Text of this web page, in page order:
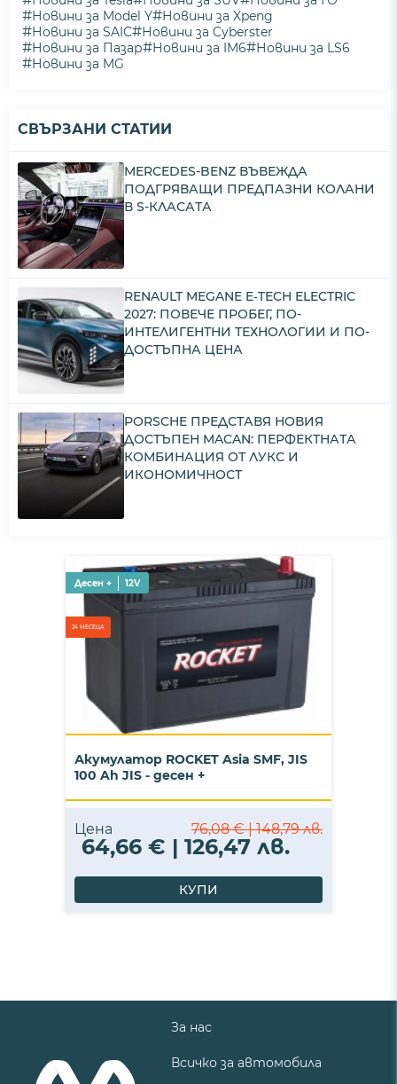
#Новини за Model Y#Новини за Xpeng
#Новини за SAIC#Новини за Cyberster
#Новини за Пазар#Новини за IM6#Новини за LS6
#Новини за MG
СВЪРЗАНИ СТАТИИ
MERCEDES-BENZ ВЪВЕЖДА
ПОДГРЯВАЩИ ПРЕДПАЗНИ КОЛАНИ
В S-КЛАСАТА
RENAULT MEGANE E‑TECH ELECTRIC
2027: ПОВЕЧЕ ПРОБЕГ, ПО-
ИНТЕЛИГЕНТНИ ТЕХНОЛОГИИ И ПО-
ДОСТЪПНА ЦЕНА
PORSCHE ПРЕДСТАВЯ НОВИЯ
ДОСТЪПЕН MACAN: ПЕРФЕКТНАТА
КОМБИНАЦИЯ ОТ ЛУКС И
ИКОНОМИЧНОСТ
Десен + 12V
24 МЕСЕЦА
Акумулатор ROCKET Asia SMF, JIS
100 Ah JIS - десен +
Цена 76,08 € | 148,79 лв.
64,66 € | 126,47 лв.
КУПИ
За нас
Всичко за автомобила